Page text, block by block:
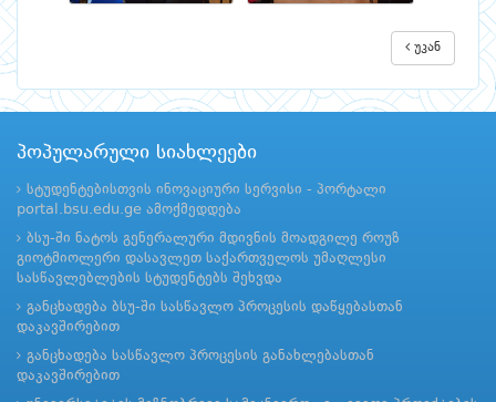
უკან
პოპულარული სიახლეები
სტუდენტებისთვის ინოვაციური სერვისი - პორტალი
portal.bsu.edu.ge ამოქმედდება
ბსუ-ში ნატოს გენერალური მდივნის მოადგილე როუზ
გიოტმიოლერი დასავლეთ საქართველოს უმაღლესი
სასწავლებლების სტუდენტებს შეხვდა
განცხადება ბსუ-ში სასწავლო პროცესის დაწყებასთან
დაკავშირებით
განცხადება სასწავლო პროცესის განახლებასთან
დაკავშირებით